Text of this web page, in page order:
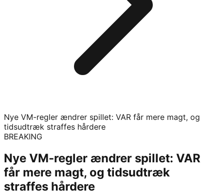
Nye VM-regler ændrer spillet: VAR får mere magt, og
tidsudtræk straffes hårdere
BREAKING
Nye VM-regler ændrer spillet: VAR
får mere magt, og tidsudtræk
straffes hårdere